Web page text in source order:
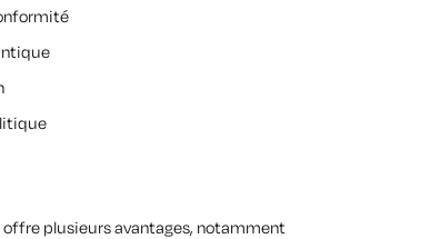
plusieurs avantages, notamment